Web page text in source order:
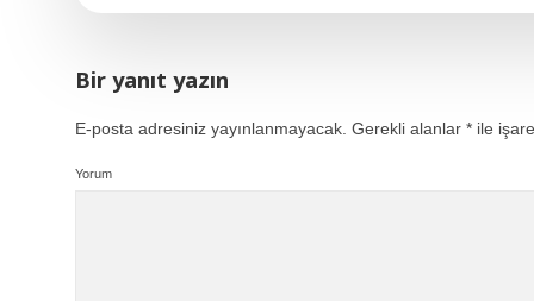
Bir yanıt yazın
E-posta adresiniz yayınlanmayacak. Gerekli alanlar * ile
Yorum